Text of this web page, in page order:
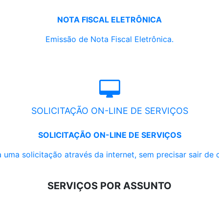
NOTA FISCAL ELETRÔNICA
Emissão de Nota Fiscal Eletrônica.
SOLICITAÇÃO ON-LINE DE SERVIÇOS
SOLICITAÇÃO ON-LINE DE SERVIÇOS
uma solicitação através da internet, sem precisar sair de
SERVIÇOS POR ASSUNTO